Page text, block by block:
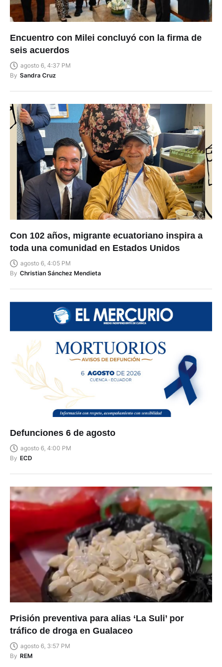
Encuentro con Milei concluyó con la firma de
seis acuerdos
agosto 6, 4:37 PM
By Sandra Cruz
Con 102 años, migrante ecuatoriano inspira a
toda una comunidad en Estados Unidos
agosto 6, 4:05 PM
By Christian Sánchez Mendieta
Defunciones 6 de agosto
agosto 6, 4:00 PM
By ECD
Prisión preventiva para alias ‘La Suli’ por
tráfico de droga en Gualaceo
agosto 6, 3:57 PM
By REM